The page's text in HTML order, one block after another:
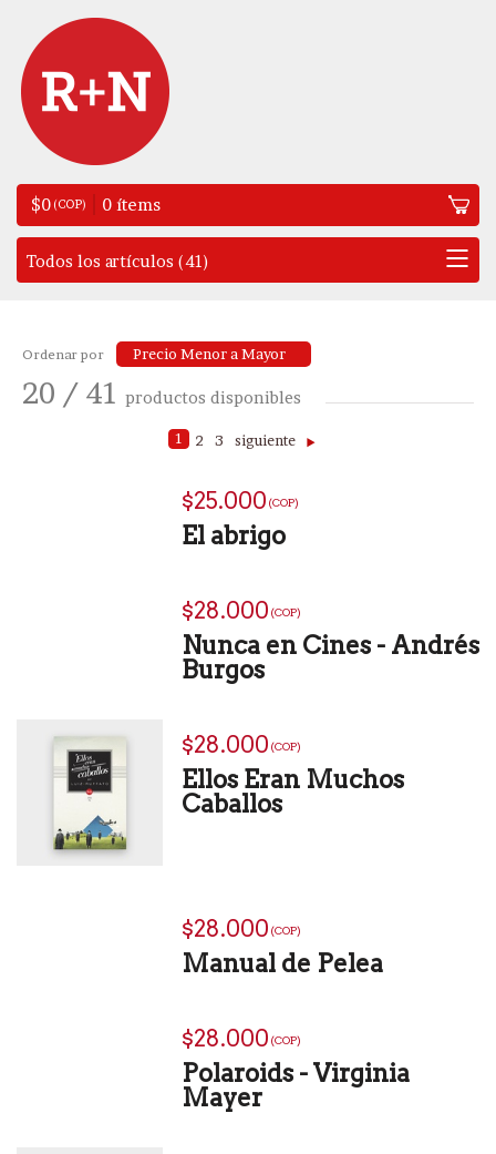
$0 (COP) 0 ítems
Ordenar por Precio Menor a Mayor
20 / 41 productos disponibles
1 2 3 siguiente >
$25.000(COP)
El abrigo
$28.000(COP)
Nunca en Cines - Andrés
Burgos
$28.000(COP)
Ellos Eran Muchos
Caballos
$28.000(COP)
Manual de Pelea
$28.000(COP)
Polaroids - Virginia
Mayer